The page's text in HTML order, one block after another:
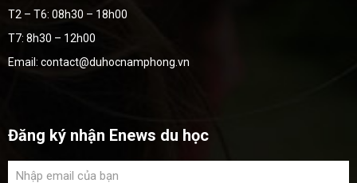
T2 – T6: 08h30 – 18h00
T7: 8h30 – 12h00
Email: contact@duhocnamphong.vn
Đăng ký nhận Enews du học